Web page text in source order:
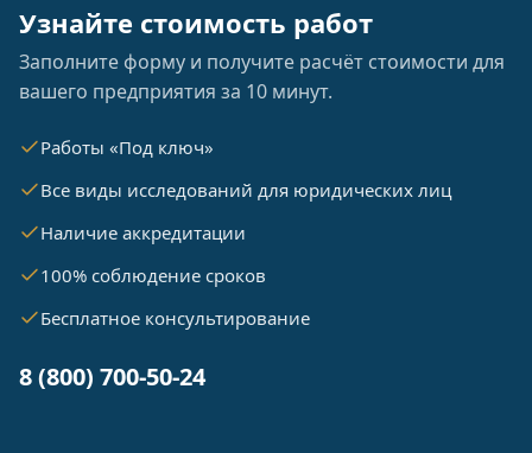
Узнайте стоимость работ
Заполните форму и получите расчёт стоимости для
вашего предприятия за 10 минут.
Работы «Под ключ»
Все виды исследований для юридических лиц
Наличие аккредитации
100% соблюдение сроков
Бесплатное консультирование
8 (800) 700-50-24